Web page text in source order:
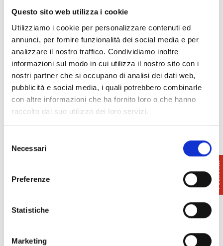
Questo sito web utilizza i cookie
Utilizziamo i cookie per personalizzare contenuti ed
annunci, per fornire funzionalità dei social media e per
analizzare il nostro traffico. Condividiamo inoltre
informazioni sul modo in cui utilizza il nostro sito con i
nostri partner che si occupano di analisi dei dati web,
pubblicità e social media, i quali potrebbero combinarle
con altre informazioni che ha fornito loro o che hanno
raccolto dal suo utilizzo dei loro servizi.
delNecessari
Preferenze
Statistiche
Marketing
and Accademia dell’Incompiuto.
The 𝐂𝐨𝐥𝐥𝐢𝐧𝐚𝐫𝐞𝐚 𝐏𝐡𝐃 𝐒𝐮𝐦𝐦𝐞𝐫 𝐒𝐜𝐡𝐨𝐨l focuses on
interdisciplinary research into sound and human
wellbeing, supported by open workshops.
𝐋’𝐎𝐩𝐞𝐫𝐚 𝐔𝐛𝐢𝐪𝐮𝐚: A preview of ‘La Giostra’ at Parco
Fluviale – La Rotta on 16 July, and on 31 July and 1
August in the village of Lari.
Program on
Collinarea Festival
E-mail